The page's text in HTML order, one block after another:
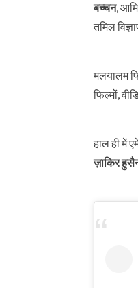
बच्चन,
तमिल
मलयालम
फिल्मों,
हाल ही में
ज़ाकिर